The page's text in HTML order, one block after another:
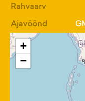
Rahvaarv
Ajavöönd
+
−